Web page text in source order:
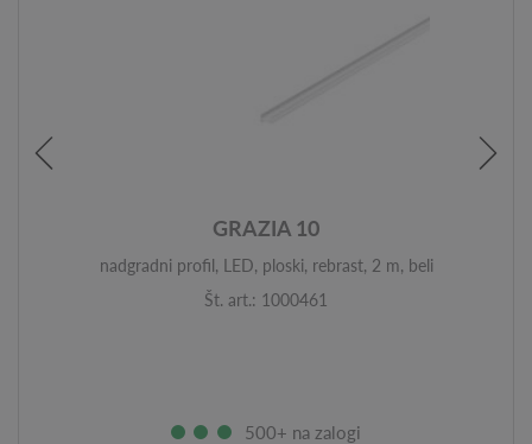
GRAZIA 10
nadgradni profil, LED, ploski, rebrast, 2 m, beli
Št. art.: 1000461
500+ na zalogi